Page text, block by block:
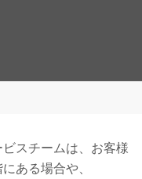
スチームは、お客様
ある場合や、